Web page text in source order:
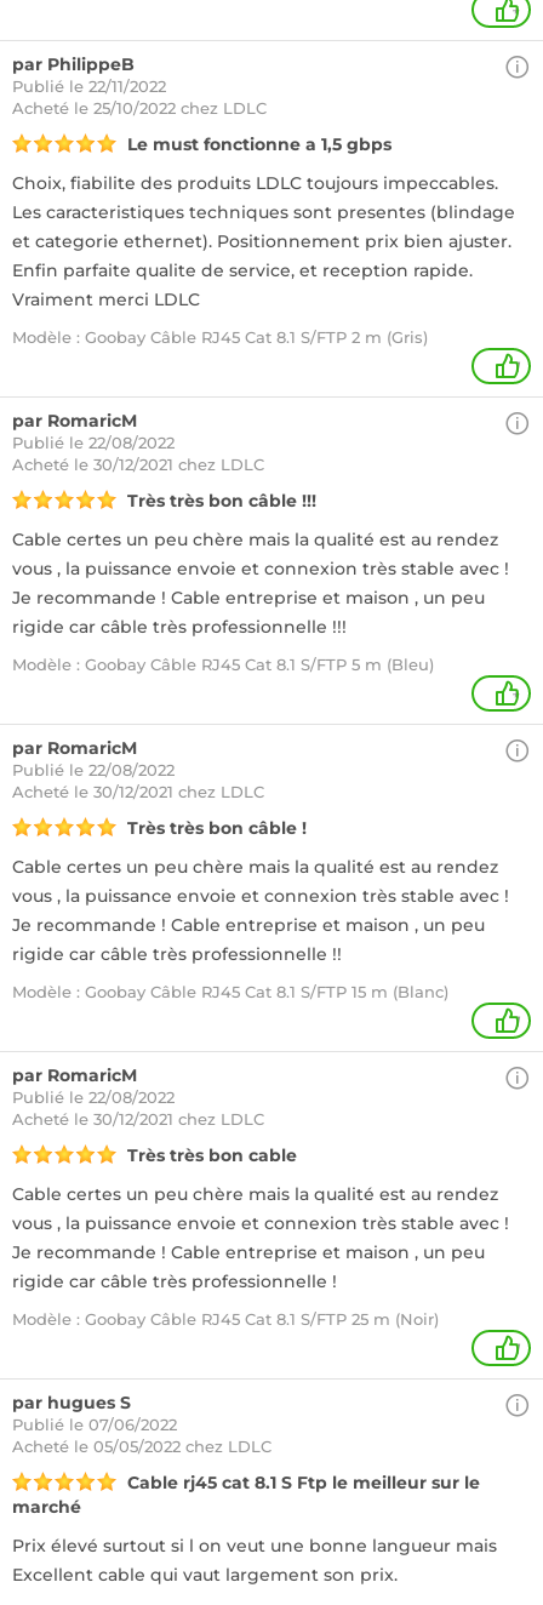
+
par PhilippeB
Publié le 22/11/2022
Acheté le 25/10/2022 chez LDLC
Le must fonctionne a 1,5 gbps
Choix, fiabilite des produits LDLC toujours impeccables.
Les caracteristiques techniques sont presentes (blindage
et categorie ethernet). Positionnement prix bien ajuster.
Enfin parfaite qualite de service, et reception rapide.
Vraiment merci LDLC
Modèle : Goobay Câble RJ45 Cat 8.1 S/FTP 2 m (Gris)
1
par RomaricM
Publié le 22/08/2022
Acheté le 30/12/2021 chez LDLC
Très très bon câble !!!
Cable certes un peu chère mais la qualité est au rendez
vous , la puissance envoie et connexion très stable avec !
Je recommande ! Cable entreprise et maison , un peu
rigide car câble très professionnelle !!!
Modèle : Goobay Câble RJ45 Cat 8.1 S/FTP 5 m (Bleu)
+
par RomaricM
Publié le 22/08/2022
Acheté le 30/12/2021 chez LDLC
Très très bon câble !
Cable certes un peu chère mais la qualité est au rendez
vous , la puissance envoie et connexion très stable avec !
Je recommande ! Cable entreprise et maison , un peu
rigide car câble très professionnelle !!
Modèle : Goobay Câble RJ45 Cat 8.1 S/FTP 15 m (Blanc)
1
par RomaricM
Publié le 22/08/2022
Acheté le 30/12/2021 chez LDLC
Très très bon cable
Cable certes un peu chère mais la qualité est au rendez
vous , la puissance envoie et connexion très stable avec !
Je recommande ! Cable entreprise et maison , un peu
rigide car câble très professionnelle !
Modèle : Goobay Câble RJ45 Cat 8.1 S/FTP 25 m (Noir)
1
par hugues S
Publié le 07/06/2022
Acheté le 05/05/2022 chez LDLC
Cable rj45 cat 8.1 S Ftp le meilleur sur le
marché
Prix élevé surtout si l on veut une bonne langueur mais
Excellent cable qui vaut largement son prix.